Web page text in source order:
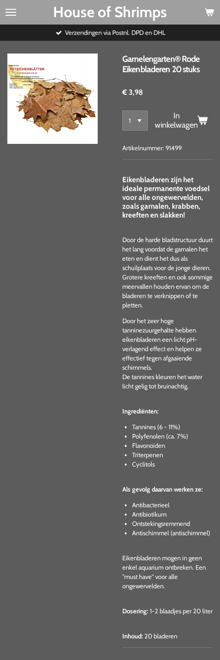
Ga
House of Shrimps
Verzendingen via Postnl. DPD en DHL
Garnelengarten® Rode
Eikenbladeren 20 stuks
€ 3,98
In
winkelwagen
Artikelnummer: 91499
Eikenbladeren zijn het
ideale permanente voedsel
voor alle ongewervelden,
zoals garnalen, krabben,
kreeften en slakken!
Door de harde bladstructuur duurt
het lang voordat de garnalen het
eten en dient het dus als
schuilplaats voor de jonge dieren.
Grotere kreeften en ook sommige
meervallen houden ervan om de
bladeren te verknippen of te
pletten.
Door het zeer hoge
tanninezuurgehalte hebben
eikenbladeren een licht pH-
verlagend effect en helpen ze
effectief tegen afgaaiende
schimmels.
De tannines kleuren het water
licht gelig tot bruinachtig.
Ingrediënten:
Tannines (6 - 11%)
Polyfenolen (ca. 7%)
Flavonoïden
Triterpenen
Cyclitols
Als gevolg daarvan werken ze:
Antibacterieel
Antibiotikum
Ontstekingsremmend
Antischimmel (antischimmel)
Eikenbladeren mogen in geen
enkel aquarium ontbreken. Een
"must have" voor alle
ongewervelden.
Dosering:1-2 blaadjes per 20 liter
Inhoud: 20 bladeren